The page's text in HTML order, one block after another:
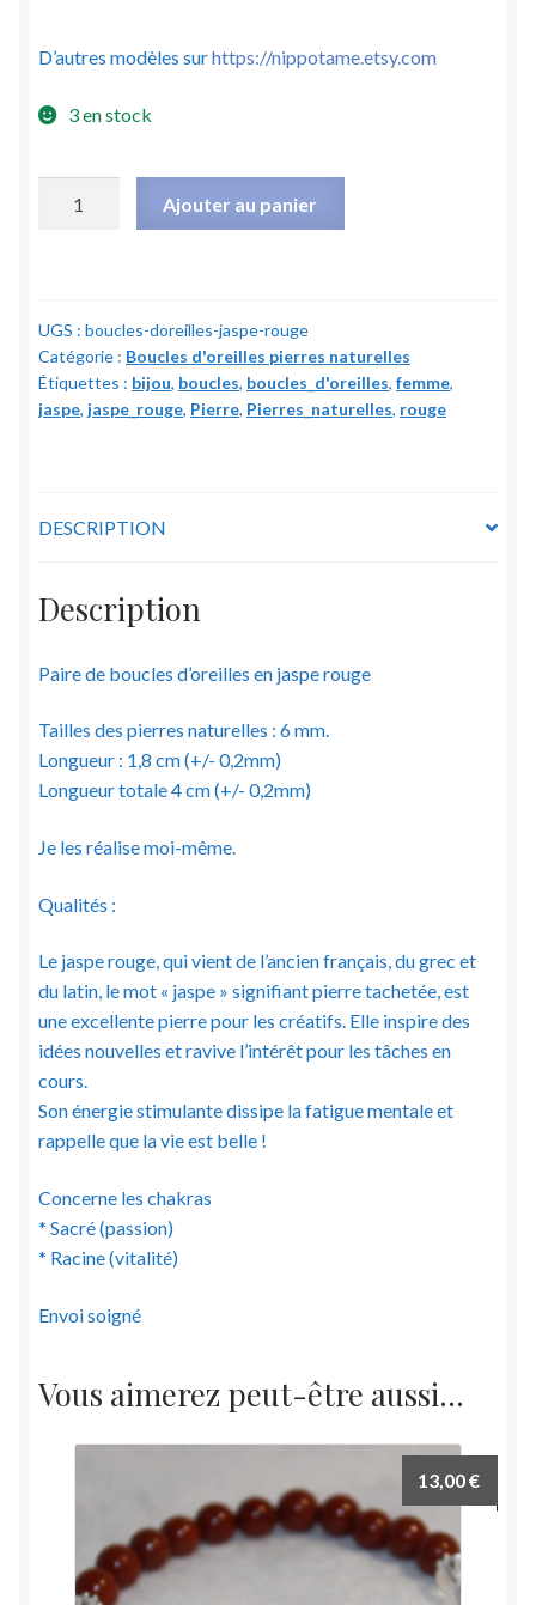
D’autres modèles surhttps://nippotame.etsy.com
3 en stock
rouge
-
Pierres
6
Ajouter au panier
UGS : boucles-doreilles-jaspe-rouge
Catégorie : Boucles d'oreilles pierres naturelles
Étiquettes : bijou, boucles, boucles_d'oreilles, femme,
jaspe, jaspe_rouge, Pierre, Pierres_naturelles, rouge
DESCRIPTION
Description
Paire de boucles d’oreilles en jaspe rouge
Tailles des pierres naturelles : 6 mm.
Longueur : 1,8 cm (+/- 0,2mm)
Longueur totale 4 cm (+/- 0,2mm)
Je les réalise moi-même.
Qualités :
Le jaspe rouge, qui vient de l’ancien français, du grec et
du latin, le mot « jaspe » signifiant pierre tachetée, est
une excellente pierre pour les créatifs. Elle inspire des
idées nouvelles et ravive l’intérêt pour les tâches en
cours.
Son énergie stimulante dissipe la fatigue mentale et
rappelle que la vie est belle !
Concerne les chakras
* Sacré (passion)
* Racine (vitalité)
Envoi soigné
Vous aimerez peut-être aussi…
13,00€